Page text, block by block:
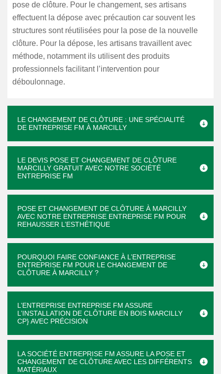
pose de clôture. Pour le changement, ses artisans
effectuent la dépose avec précaution car souvent les
structures sont réutilisées pour la pose de la nouvelle
clôture. Pour la dépose, les artisans travaillent avec
méthode, notamment ils utilisent des produits
professionnels facilitant l’intervention pour
déboulonnage.
LE CHANGEMENT DE CLÔTURE : UNE SPÉCIALITÉ
DE ENTREPRISE FM À MARCILLY
LE DEVIS POSE ET CHANGEMENT DE CLÔTURE
MARCILLY GRATUIT AVEC NOTRE SOCIÉTÉ
ENTREPRISE FM
POSE ET CHANGEMENT DE CLÔTURE À MARCILLY
AVEC NOTRE ENTREPRISE ENTREPRISE FM POUR
REHAUSSER L’ESTHÉTIQUE
POURQUOI FAIRE CONFIANCE À L’ENTREPRISE
ENTREPRISE FM POUR LE CHANGEMENT DE
CLÔTURE À MARCILLY ?
L’ENTREPRISE ENTREPRISE FM ASSURE
L’INSTALLATION DE CLÔTURE EN BOIS MARCILLY
CP} AVEC PRÉCISION
LA SOCIÉTÉ ENTREPRISE FM ASSURE LA POSE ET
CHANGEMENT DE CLÔTURE AVEC LES DIFFÉRENTS
MATÉRIAUX